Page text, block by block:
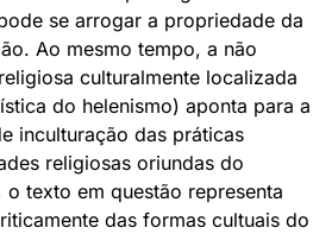
se arrogar a propriedade da
Ao mesmo tempo, a não
culturalmente localizada
do helenismo) aponta para a
inculturação das práticas
religiosas oriundas do
texto em questão representa
das formas cultuais do